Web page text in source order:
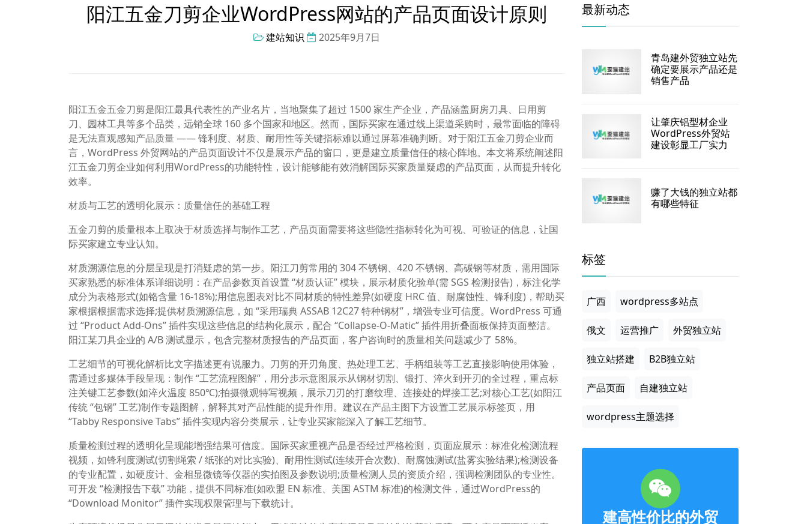
阳江五金刀剪企业WordPress网站的产品页面设计原则
建站知识 2025年9月7日
阳江五金五金刀剪是阳江最具代表性的产业名片，当地聚集了超过 1500 家生产企业，产品涵盖厨房刀具、日用剪
刀、园林工具等多个品类，远销全球 160 多个国家和地区。然而，国际买家在通过线上渠道采购时，最常面临的障碍
是无法直观感知产品质量 —— 锋利度、材质、耐用性等关键指标难以通过屏幕准确判断。对于阳江五金刀剪企业而
言，WordPress 外贸网站的产品页面设计不仅是展示产品的窗口，更是建立质量信任的核心阵地。本文将系统阐述阳
江五金刀剪企业如何利用WordPress的功能特性，设计能够能有效消解国际买家质量疑虑的产品页面，从而提升转化
效率。
材质与工艺的透明化展示：质量信任的基础工程
五金刀剪的质量根本上取决于材质选择与制作工艺，产品页面需要将这些隐性指标转化为可视、可验证的信息，让国
际买家建立专业认知。
材质溯源信息的分层呈现是打消疑虑的第一步。阳江刀剪常用的 304 不锈钢、420 不锈钢、高碳钢等材质，需用国际
买家熟悉的标准体系详细说明：在产品参数页首设置 “材质认证” 模块，展示材质化验单(需 SGS 检测报告)，标注化学
成分为表格形式(如铬含量 16-18%);用信息图表对比不同材质的特性差异(如硬度 HRC 值、耐腐蚀性、锋利度)，帮助买
家根据根据需求选择;提供材质溯源信息，如 “采用瑞典 ASSAB 12C27 特种钢材”，增强专业可信度。WordPress 可通
过 “Product Add-Ons” 插件实现这些信息的结构化展示，配合 “Collapse-O-Matic” 插件用折叠面板保持页面整洁。
阳江某刀具企业的 A/B 测试显示，包含完整材质报告的产品页面，客户咨询时的质量相关问题减少了 58%。
工艺细节的可视化解析比文字描述更有说服力。刀剪的开刃角度、热处理工艺、手柄组装等工艺直接影响使用体验，
需通过多媒体手段呈现：制作 “工艺流程图解”，用分步示意图展示从钢材切割、锻打、淬火到开刃的全过程，重点标
注关键工艺参数(如淬火温度 850℃);拍摄微观特写视频，展示刀刃的打磨纹理、连接处的焊接工艺;对核心工艺(如阳江
传统 “包钢” 工艺)制作专题图解，解释其对产品性能的提升作用。建议在产品主图下方设置工艺展示标签页，用
“Tabby Responsive Tabs” 插件实现内容分类展示，让专业买家能深入了解工艺细节。
质量检测过程的透明化呈现能增强结果可信度。国际买家重视产品是否经过严格检测，页面应展示：标准化检测流程
视频，如锋利度测试(切割绳索 / 纸张的对比实验)、耐用性测试(连续开合次数)、耐腐蚀测试(盐雾实验结果);检测设备
的专业配置，如硬度计、金相显微镜等仪器的实拍图及参数说明;质量检测人员的资质介绍，强调检测团队的专业性。
可开发 “检测报告下载” 功能，提供不同标准(如欧盟 EN 标准、美国 ASTM 标准)的检测文件，通过WordPress的
“Download Monitor” 插件实现权限管理与下载统计。
最新动态
青岛建外贸独立站先
确定要展示产品还是
销售产品
让肇庆铝型材企业
WordPress外贸站
建设彰显工厂实力
赚了大钱的独立站都
有哪些特征
标签
广西 wordpress多站点
俄文 运营推广 外贸独立站
独立站搭建 B2B独立站
产品页面 自建独立站
wordpress主题选择
建高性价比的外贸